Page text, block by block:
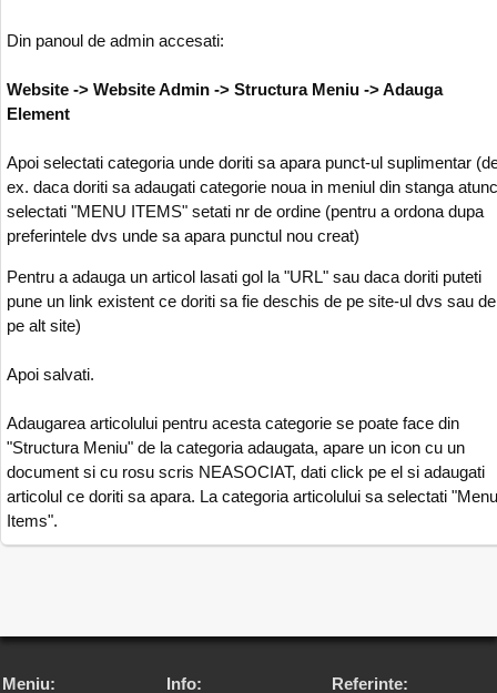
Din panoul de admin accesati:
Website -> Website Admin -> Structura Meniu -> Adauga
Element
Apoi selectati categoria unde doriti sa apara punct-ul suplimentar
ex. daca doriti sa adaugati categorie noua in meniul din stanga
selectati "MENU ITEMS" setati nr de ordine (pentru a ordona dupa
preferintele dvs unde sa apara punctul nou creat)
Pentru a adauga un articol lasati gol la "URL" sau daca doriti puteti
pune un link existent ce doriti sa fie deschis de pe site-ul dvs sau de
pe alt site)
Apoi salvati.
Adaugarea articolului pentru acesta categorie se poate face din
"Structura Meniu" de la categoria adaugata, apare un icon cu un
document si cu rosu scris NEASOCIAT, dati click pe el si adaugati
articolul ce doriti sa apara. La categoria articolului sa selectati "Menu
Items".
Meniu: Info: Referinte: